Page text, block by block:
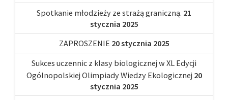
Spotkanie młodzieży ze strażą graniczną. 21
stycznia 2025
ZAPROSZENIE 20 stycznia 2025
Sukces uczennic z klasy biologicznej w XL Edycji
Ogólnopolskiej Olimpiady Wiedzy Ekologicznej 20
stycznia 2025